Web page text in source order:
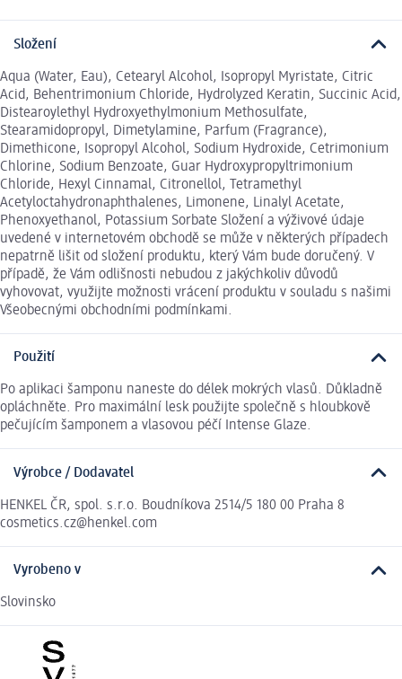
Složení
Aqua (Water, Eau), Cetearyl Alcohol, Isopropyl Myristate, Citric
Acid, Behentrimonium Chloride, Hydrolyzed Keratin, Succinic Acid,
Distearoylethyl Hydroxyethylmonium Methosulfate,
Stearamidopropyl, Dimetylamine, Parfum (Fragrance),
Dimethicone, Isopropyl Alcohol, Sodium Hydroxide, Cetrimonium
Chlorine, Sodium Benzoate, Guar Hydroxypropyltrimonium
Chloride, Hexyl Cinnamal, Citronellol, Tetramethyl
Acetyloctahydronaphthalenes, Limonene, Linalyl Acetate,
Phenoxyethanol, Potassium Sorbate Složení a výživové údaje
uvedené v internetovém obchodě se může v některých případech
nepatrně lišit od složení produktu, který Vám bude doručený. V
případě, že Vám odlišnosti nebudou z jakýchkoliv důvodů
vyhovovat, využijte možnosti vrácení produktu v souladu s našimi
Všeobecnými obchodními podmínkami.
Použití
Po aplikaci šamponu naneste do délek mokrých vlasů. Důkladně
opláchněte. Pro maximální lesk použijte společně s hloubkově
pečujícím šamponem a vlasovou péčí Intense Glaze.
Výrobce / Dodavatel
HENKEL ČR, spol. s.r.o. Boudníkova 2514/5 180 00 Praha 8
cosmetics.cz@henkel.com
Vyrobeno v
Slovinsko